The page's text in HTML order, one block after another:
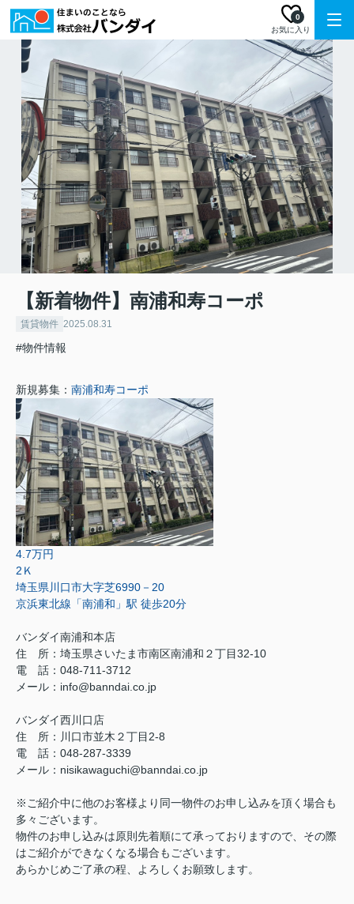
お気に入り
0
【新着物件】南浦和寿コーポ
賃貸物件 2025.08.31
#物件情報
新規募集： 南浦和寿コーポ
4.7万円
2Ｋ
埼玉県川口市大字芝6990－20
京浜東北線「南浦和」駅 徒歩20分
バンダイ南浦和本店
住 所：埼玉県さいたま市南区南浦和２丁目32-10
電 話：048-711-3712
メール：info@banndai.co.jp
バンダイ西川口店
住 所：川口市並木２丁目2-8
電 話：048-287-3339
メール：nisikawaguchi@banndai.co.jp
※ご紹介中に他のお客様より同一物件のお申し込みを頂く場合も
多々ございます。
物件のお申し込みは原則先着順にて承っておりますので、その際
はご紹介ができなくなる場合もございます。
あらかじめご了承の程、よろしくお願致します。